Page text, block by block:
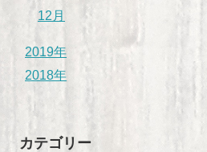
12月
2019年
2018年
カテゴリー